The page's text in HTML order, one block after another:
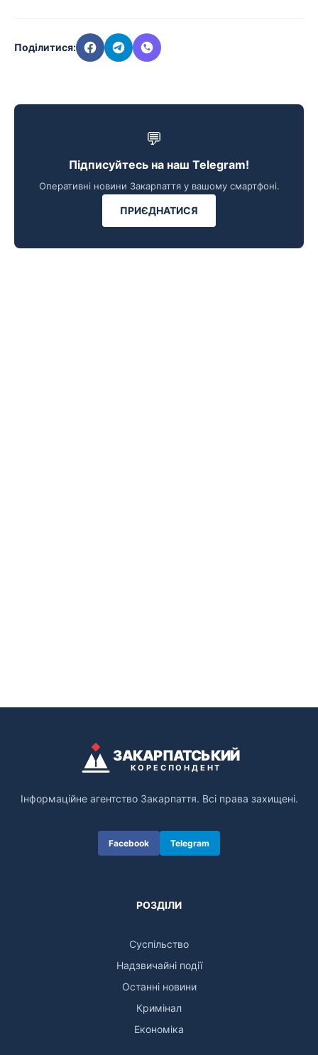
Поділитися:
💬
Підписуйтесь на наш Telegram!
Оперативні новини Закарпаття у вашому смартфоні.
ПРИЄДНАТИСЯ
ЗАКАРПАТСЬКИЙ
КОРЕСПОНДЕНТ
Інформаційне агентство Закарпаття. Всі права захищені.
Facebook Telegram
РОЗДІЛИ
Суспільство
Надзвичайні події
Останні новини
Кримінал
Економіка